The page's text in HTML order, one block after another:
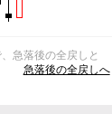
急落後の全戻しと
急落後の全戻しへ